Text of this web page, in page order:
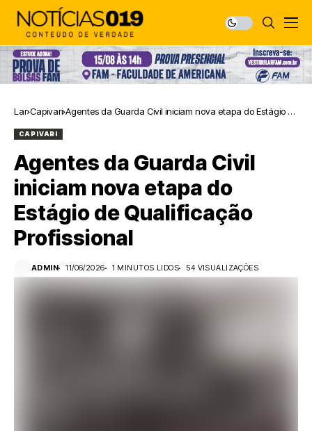
Lar Capivari Agentes da Guarda Civil iniciam nova etapa do Estágio de
CAPIVARI
Agentes da Guarda Civil
iniciam nova etapa do
Estágio de Qualificação
Profissional
ADMIN 11/06/2026 1 MINUTOS LIDOS 54 VISUALIZAÇÕES